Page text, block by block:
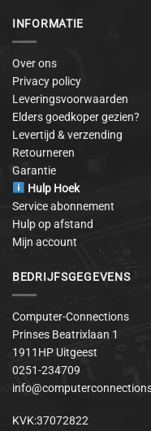
INFORMATIE
Over ons
Privacy policy
Leveringsvoorwaarden
Elders goedkoper gezien?
Levertijd & verzending
Retourneren
Garantie
Hulp Hoek
Service abonnement
Hulp op afstand
Mijn account
BEDRIJFSGEGEVENS
Computer-Connections
Prinses Beatrixlaan 1
1911HP Uitgeest
0251-234709
KVK:37072822